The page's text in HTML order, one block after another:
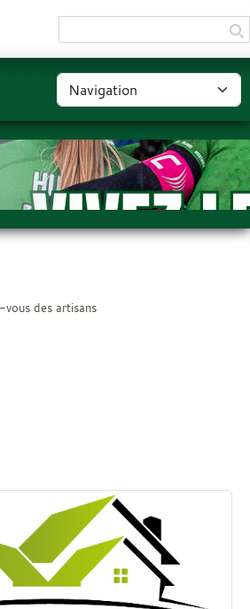
vous des artisans
cookies